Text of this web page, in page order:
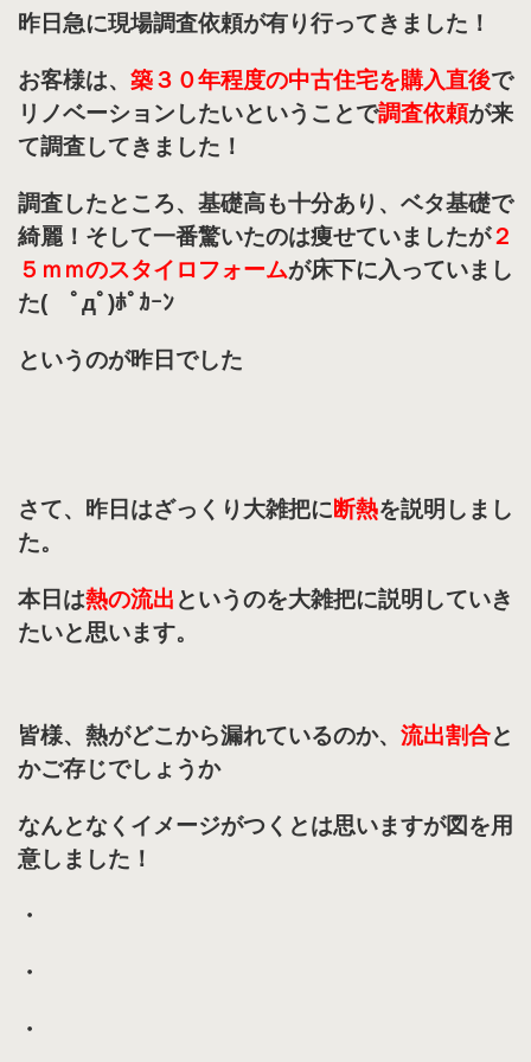
昨日急に現場調査依頼が有り行ってきました！
お客様は、 築３０年程度の中古住宅を購入直後で
リノベーションしたいということで調査依頼が来
て調査してきました！
調査したところ、基礎高も十分あり、ベタ基礎で
綺麗！そして一番驚いたのは痩せていましたが２
５ｍｍのスタイロフォームが床下に入っていまし
た( ﾟдﾟ)ﾎﾟｶｰﾝ
というのが昨日でした
さて、昨日はざっくり大雑把に断熱を説明しまし
た。
本日は熱の流出 というのを大雑把に説明していき
たいと思います。
皆様、熱がどこから漏れているのか、 流出割合と
かご存じでしょうか
なんとなくイメージがつくとは思いますが図を用
意しました！
・
・
・